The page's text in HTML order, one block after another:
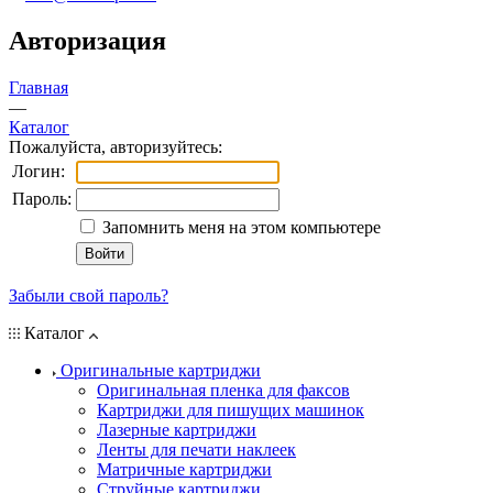
Авторизация
Главная
—
Каталог
Пожалуйста, авторизуйтесь:
Логин:
Пароль:
Запомнить меня на этом компьютере
Забыли свой пароль?
Каталог
Оригинальные картриджи
Оригинальная пленка для факсов
Картриджи для пишущих машинок
Лазерные картриджи
Ленты для печати наклеек
Матричные картриджи
Струйные картриджи